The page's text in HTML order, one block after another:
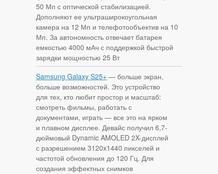
50 Мп с оптической стабилизацией.
Дополняют ее ультраширокоугольная
камера на 12 Мп и телефотообъектив на 10
Мп. За автономность отвечает батарея
емкостью 4000 мАч с поддержкой быстрой
зарядки мощностью 25 Вт
Samsung Galaxy S25+ — больше экран,
больше возможностей. Это устройство
для тех, кто любит простор и масштаб:
смотреть фильмы, работать с
документами, играть — все это на ярком
и плавном дисплее. Девайс получил 6,7-
дюймовый Dynamic AMOLED 2X-дисплей
с разрешением 3120x1440 пикселей и
частотой обновления до 120 Гц. Для
создания эффектных снимков